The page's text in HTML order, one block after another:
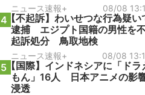
ニュース速報+ 08/08
4【不起訴】わいせつな行為疑い
逮捕 エジプト国籍の男性を
起訴処分 鳥取地検
ニュース速報+ 08/08
5【国際】インドネシアに「ドラ
もん」16人 日本アニメの影
浸透